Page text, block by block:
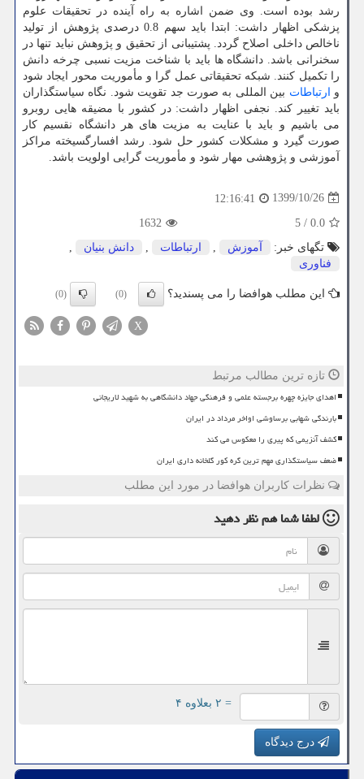
رشد بوده است. وی ضمن اشاره به راه آینده در تحقیقات علوم
پزشکی اظهار داشت: ابتدا باید سهم 0.8 درصدی پژوهش از تولید
ناخالص داخلی اصلاح گردد. پشتیبانی از تحقیق و پژوهش نباید تنها در
سخنرانی باشد. دانشگاه ها باید با شناخت مزیت نسبی چرخه دانش
را تکمیل کنند. شبکه تحقیقاتی عمل گرا و مأموریت محور ایجاد شود
و
ارتباطات بین المللی به صورت جد تقویت شود. نگاه سیاستگذاران
باید تغییر کند. نجفی اظهار داشت: در کشور با مضیقه هایی روبرو
می باشیم و باید با عنایت به مزیت های هر دانشگاه نقسیم کار
صورت گیرد و مشکلات کشور حل شود. رشد افسارگسیخته مراکز
آموزشی و پژوهشی مهار شود و مأموریت گرایی اولویت باشد.
1399/10/26
12:16:41
0.0
/
5
1632
تگهای خبر:
آموزش , ارتباطات , دانش بنیان
,
فناوری
این مطلب هوافضا را می پسندید؟ (0)
(0)
X
تازه ترین مطالب مرتبط
اهدای جایزه چهره برجسته علمی و فرهنگی جهاد دانشگاهی به شهید لاریجانی
بارندگی شهابی برساوشی اواخر مرداد در ایران
کشف آنزیمی که پیری را معکوس می کند
ضعف سیاستگذاری مهم ترین گره کور گلخانه داری ایران
نظرات کاربران هوافضا در مورد این مطلب
لطفا شما همنظر دهید
= ۲ بعلاوه ۴
درج دیدگاه